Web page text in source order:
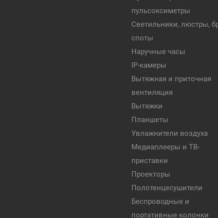
пульсоксиметры
Светильники, люстры,
споты
Наручные часы
IP-камеры
Вытяжная и приточная
вентиляция
Вытяжки
Планшеты
Увлажнители воздуха
Медиаплееры и ТВ-
приставки
Проекторы
Полотенцесушители
Беспроводные и
портативные колонки